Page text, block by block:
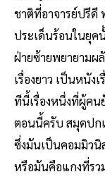
ชาติที่อาจารย์ปรีดี
ประเด็นร้อนในยุค
ฝ่ายซ้ายพยายามผ
เรื่องยาว เป็นหนัง
ทีนี้เรื่องหนึ่งที่ผู้คน
ตอนนี้ครับ สมุดปก
ซึ่งมันเป็นคอมมิวนิ
หรือมันคือแกงที่รว